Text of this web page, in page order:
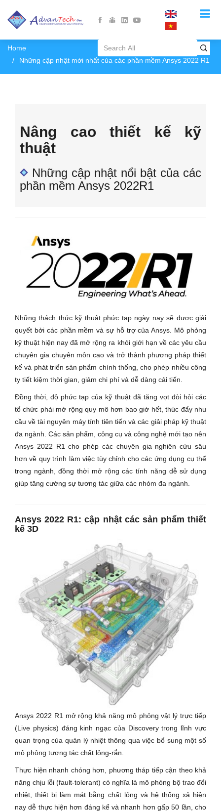
Home
Những cập nhật mới nhất của các phần mềm Ansys 2022 R1
Nâng cao thiết kế kỹ
thuật
Những cập nhật nổi bật của các
phần mềm Ansys 2022R1
Những thách thức kỹ thuật phức tạp ngày nay sẽ được giải
quyết bởi các phần mềm và sự hỗ trợ của Ansys. Mô phỏng
kỹ thuật hiện nay đã mở rộng ra khỏi giới hạn về các yêu cầu
chuyên gia chuyên môn cao và trở thành phương pháp thiết
kế và phát triển sản phẩm chính thống, cho phép nhiều công
ty tiết kiệm thời gian, giảm chi phí và dễ dàng cải tiến.
Đồng thời, độ phức tạp của kỹ thuật đã tăng vọt đòi hỏi các
tổ chức phải mở rộng quy mô hơn bao giờ hết, thúc đẩy nhu
cầu về tài nguyên máy tính tiên tiến và các giải pháp kỹ thuật
đa ngành. Các sản phẩm, công cụ và công nghệ mới tạo nên
Ansys 2022 R1 cho phép các chuyên gia nghiên cứu sâu
hơn về quy trình làm việc tùy chỉnh cho các ứng dụng cụ thể
trong ngành, đồng thời mở rộng các tính năng dễ sử dụng
giúp tăng cường sự tương tác giữa các nhóm đa ngành.
Ansys 2022 R1: cập nhật các sản phẩm thiết
kế 3D
Ansys 2022 R1 mở rộng khả năng mô phỏng vật lý trực tiếp
(Live physics) đáng kinh ngạc của Discovery trong lĩnh vực
quan trọng của quản lý nhiệt thông qua việc bổ sung một số
mô phỏng tương tác chất lỏng-rắn.
Thực hiện nhanh chóng hơn, phương tháp tiếp cận theo khả
năng chịu lỗi (fault-tolerant) có nghĩa là mô phỏng bộ trao đổi
nhiệt, thiết bị làm mát bằng chất lỏng và hệ thống xả hiện
nay dễ thực hiện hơn đáng kể và nhanh hơn gấp 50 lần, cho